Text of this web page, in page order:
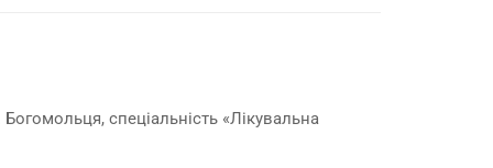
спеціальність «Лікувальна